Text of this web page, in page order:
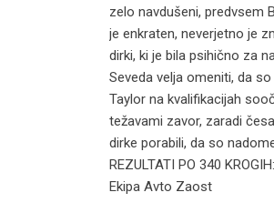
zelo navdušeni, predvsem
je enkraten, neverjetno je
dirki, ki je bila psihično za
Seveda velja omeniti, da
Taylor na kvalifikacijah
težavami zavor, zaradi
dirke porabili, da so
REZULTATI PO 340
Ekipa Avto Zaost